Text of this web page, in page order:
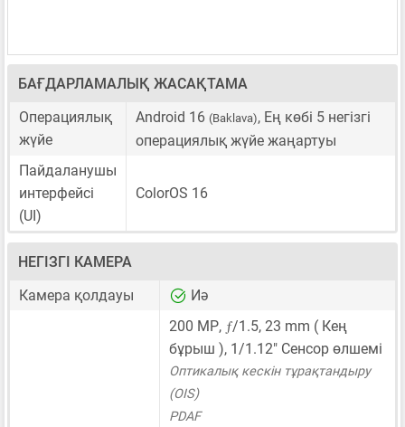
БАҒДАРЛАМАЛЫҚ ЖАСАҚТАМА
Операциялық
жүйе
Android 16 (Baklava), Ең көбі 5 негізгі
операциялық жүйе жаңартуы
Пайдаланушы
интерфейсі
(UI)
ColorOS 16
НЕГІЗГІ КАМЕРА
Камера қолдауы
Иә
200 MP, ƒ/1.5, 23 mm ( Кең
бұрыш ), 1/1.12" Сенсор өлшемі
Оптикалық кескін тұрақтандыру
(OIS)
PDAF